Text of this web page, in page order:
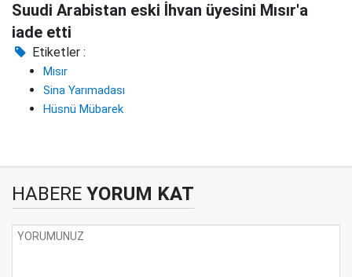
Suudi Arabistan eski İhvan üyesini Mısır'a
iade etti
Etiketler :
Mısır
Sina Yarımadası
Hüsnü Mübarek
HABERE YORUM KAT